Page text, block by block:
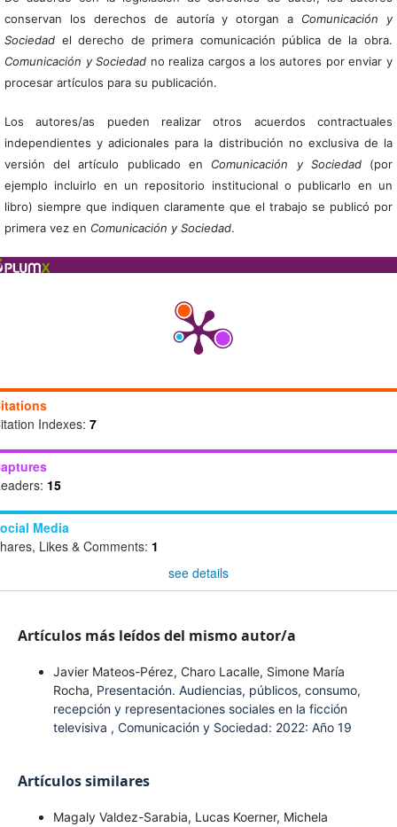
conservan los derechos de autoría y otorgan a Comunicación y
Sociedadel derecho de primera comunicación pública de la obra.
Comunicación y Sociedad no realiza cargos a los autores por enviar y
procesar artículos para su publicación.
Los autores/as pueden realizar otros acuerdos contractuales
independientes y adicionales para la distribución no exclusiva de la
versión del artículo publicado en Comunicación y Sociedad(por
ejemplo incluirlo en un repositorio institucional o publicarlo en un
libro) siempre que indiquen claramente que el trabajo se publicó por
primera vez en Comunicación y Sociedad.
Indexes: 7
15
Media
Likes & Comments: 1
see details
Artículos más leídos del mismo autor/a
Javier Mateos-Pérez, Charo Lacalle, Simone María
Rocha, Presentación. Audiencias, públicos, consumo,
recepción y representaciones sociales en la ficción
televisiva , Comunicación y Sociedad: 2022: Año 19
Artículos similares
Magaly Valdez-Sarabia, Lucas Koerner, Michela